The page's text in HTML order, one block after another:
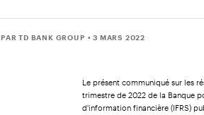
PAR TD BANK GROUP • 3 MARS 2022
Le présent communiqué sur les
trimestre de 2022 de la Banque
d'information financière (IFRS)